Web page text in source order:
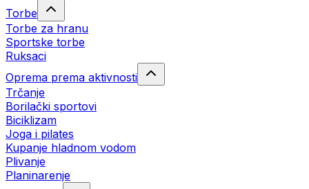
Torbe
Torbe za hranu
Sportske torbe
Ruksaci
Oprema prema aktivnosti
Trčanje
Borilački sportovi
Biciklizam
Joga i pilates
Kupanje hladnom vodom
Plivanje
Planinarenje